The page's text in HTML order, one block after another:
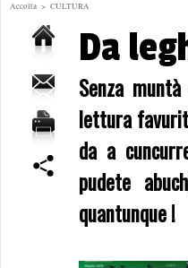
Accolta > CULTURA
Da
Senza
lettura
da a
pudete
quantunque !